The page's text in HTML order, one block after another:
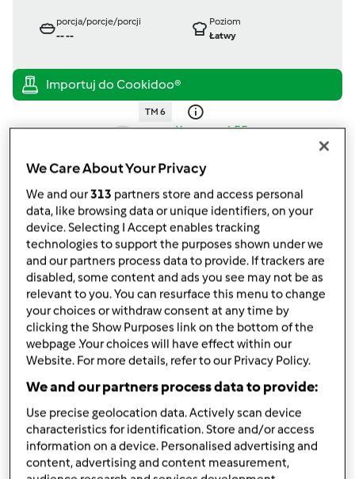
porcja/porcje/porcji
----
Poziom
Łatwy
TM 6
przezKamyczek55
zmieniono dnia: 14/12/24
podziel się przepisem
Stwórz wariant
Składniki
Obiad
6gząbek czosnku
100gmakaron pełnoziarnisty,spaghetii, Lubella
pełne ziarno żółty
10goliwa z oliwek
We Care About Your Privacy
We and our313 partners store and access personal
data, like browsing data or unique identifiers, on your
device. Selecting I Accept enables tracking
technologies to support the purposes shown under we
and our partners process data to provide. If trackers are
disabled, some content and ads you see may not be as
relevant to you. You can resurface this menu to change
your choices or withdraw consent at any time by
clicking the Show Purposes link on the bottom of the
webpage .Your choices will have effect within our
Website. For more details, refer to our Privacy Policy.
We and our partners process data to provide:
Use precise geolocation data. Actively scan device
characteristics for identification. Store and/or access
information on a device. Personalised advertising and
content, advertising and content measurement,